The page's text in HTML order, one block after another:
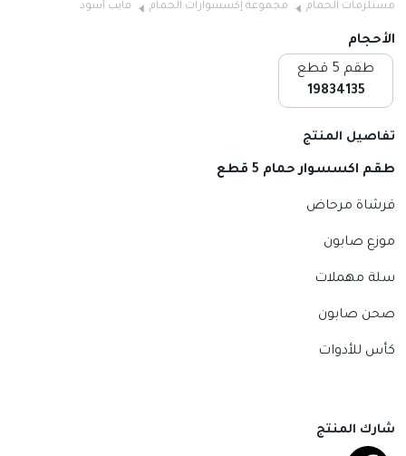
مستلزمات الحمام مجموعة إكسسوارات الحمام فايب أسود
الأحجام
طقم 5 قطع
19834135
تفاصيل المنتج
طقم اكسسوار حمام 5 قطع
فرشاة مرحاض
موزع صابون
سلة مهملات
صحن صابون
كأس للأدوات
شارك المنتج